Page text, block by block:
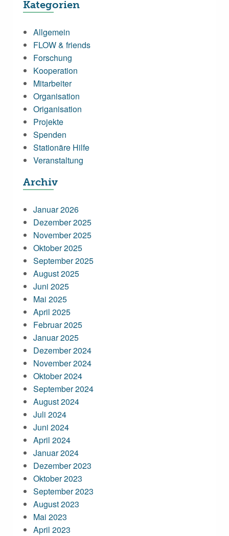
Kategorien
Allgemein
FLOW & friends
Forschung
Kooperation
Mitarbeiter
Organisation
Origanisation
Projekte
Spenden
Stationäre Hilfe
Veranstaltung
Archiv
Januar 2026
Dezember 2025
November 2025
Oktober 2025
September 2025
August 2025
Juni 2025
Mai 2025
April 2025
Februar 2025
Januar 2025
Dezember 2024
November 2024
Oktober 2024
September 2024
August 2024
Juli 2024
Juni 2024
April 2024
Januar 2024
Dezember 2023
Oktober 2023
September 2023
August 2023
Mai 2023
April 2023